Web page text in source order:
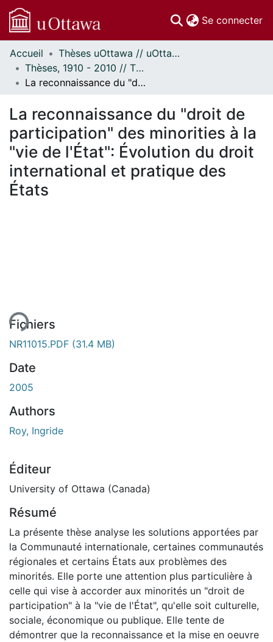
Se connecter
Communautés
et collections
Parcourir
À propos
Accueil
Thèses uOttawa // uOttawa Theses
Thèses, 1910 - 2010 // Theses, 1910 - 2010
La reconnaissance du "droit de participation" des minorities à la "vie de l'État": Évolution du droit international et pratique des États
La reconnaissance du "droit de
participation" des minorities à la
"vie de l'État": Évolution du droit
international et pratique des
États
Fichiers
NR11015.PDF (31.4 MB)
Date
2005
Authors
Roy, Ingride
Éditeur
University of Ottawa (Canada)
Résumé
La présente thèse analyse les solutions apportées par
la Communauté internationale, certaines communautés
régionales et certains États aux problèmes des
minorités. Elle porte une attention plus particulière à
celle qui vise à accorder aux minorités un "droit de
participation" à la "vie de l'État", qu'elle soit culturelle,
sociale, économique ou publique. Elle tente de
démontrer que la reconnaissance et la mise en oeuvre